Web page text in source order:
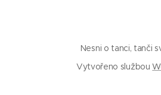
Nesni o tanci, tanči
Vytvořeno službou